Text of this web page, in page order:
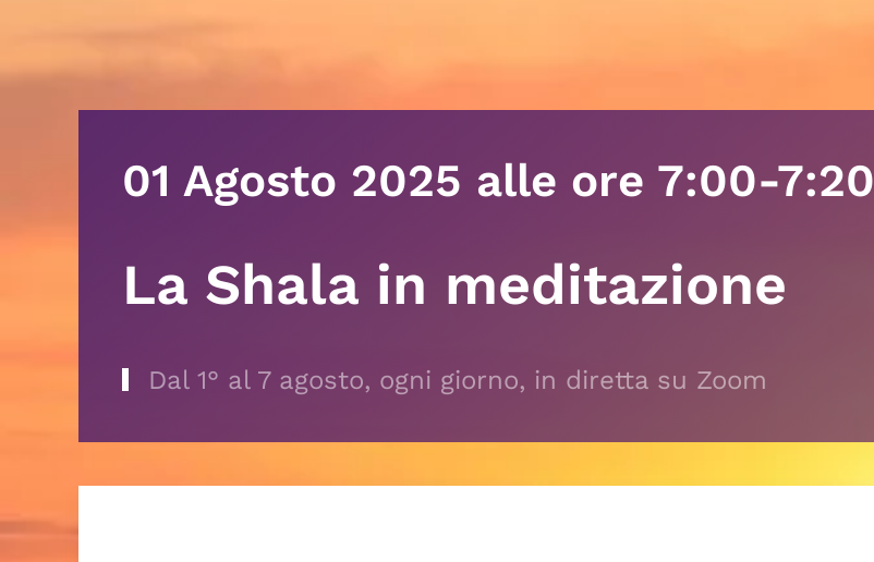
01 Agosto 2025 alle ore 7:00-7:20
La Shala in meditazione
Dal 1° al 7 agosto, ogni giorno, in diretta su Zoom